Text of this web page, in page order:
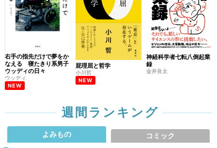
右手の指先だけで夢をか
なえる 寝たきり系男子
ウッディの日々
ウッディ
NEW
屁理屈と哲学
小川哲
NEW
神経科学者七転八倒起業
録
金井良太
週間ランキング
よみもの コミック